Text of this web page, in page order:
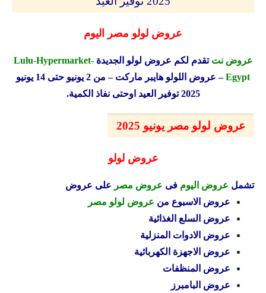
عروض لولو مصر اليوم
عروض نت تقدم لكم عروض لولو الجديدةLulu-Hypermarket-
Egypt
– عروض اللولو هايبر ماركت – من 2 يونيو حتى 14 يونيو
2025 توفير العيد اوحتى نفاذ الكمية.
عروض لولو مصر يونيو 2025
عروض لولو
تشمل عروض اليوم فى عروض مصر على عروض
عروض الاسبوع من عروض لولو مصر
عروض السلع الغذائية
عروض الادوات المنزلية
عروض الاجهزة الكهربائية
عروض المنظفات
عروض البامبرز